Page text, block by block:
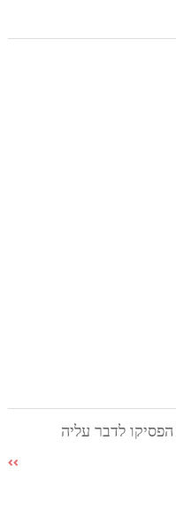
לדבר עליה